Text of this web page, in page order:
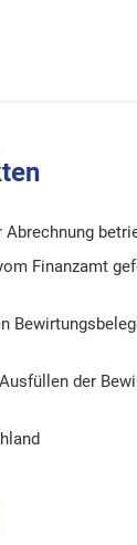
Abrechnung
Finanzamt
der